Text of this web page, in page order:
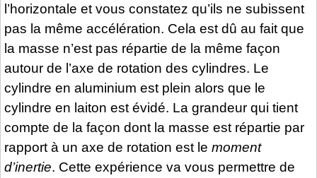
l’horizontale et vous constatez qu’ils ne subissent
pas la même accélération. Cela est dû au fait que
la masse n’est pas répartie de la même façon
autour de l’axe de rotation des cylindres. Le
cylindre en aluminium est plein alors que le
cylindre en laiton est évidé. La grandeur qui tient
compte de la façon dont la masse est répartie par
rapport à un axe de rotation est le moment
d’inertie. Cette expérience va vous permettre de